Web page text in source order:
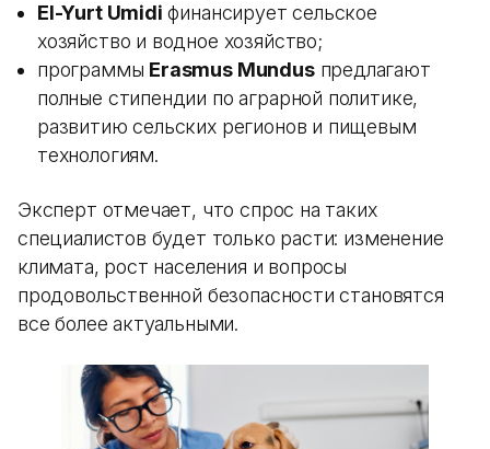
El-Yurt Umidi финансирует сельское
хозяйство и водное хозяйство;
программы Erasmus Mundusпредлагают
полные стипендии по аграрной политике,
развитию сельских регионов и пищевым
технологиям.
Эксперт отмечает, что спрос на таких
специалистов будет только расти: изменение
климата, рост населения и вопросы
продовольственной безопасности становятся
все более актуальными.